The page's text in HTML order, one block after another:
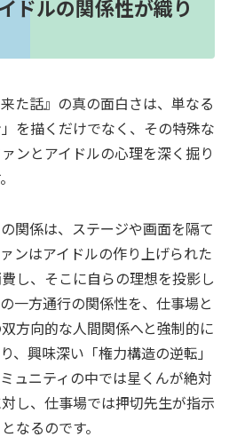
ドルの関係性が織り
た話』の真の面白さは、単なる
を描くだけでなく、その特殊な
ンとアイドルの心理を深く掘り
関係は、ステージや画面を隔て
ンはアイドルの作り上げられた
し、そこに自らの理想を投影し
一方通行の関係性を、仕事場と
方向的な人間関係へと強制的に
、興味深い「権力構造の逆転」
ュニティの中では星くんが絶対
し、仕事場では押切先生が指示
なるのです。